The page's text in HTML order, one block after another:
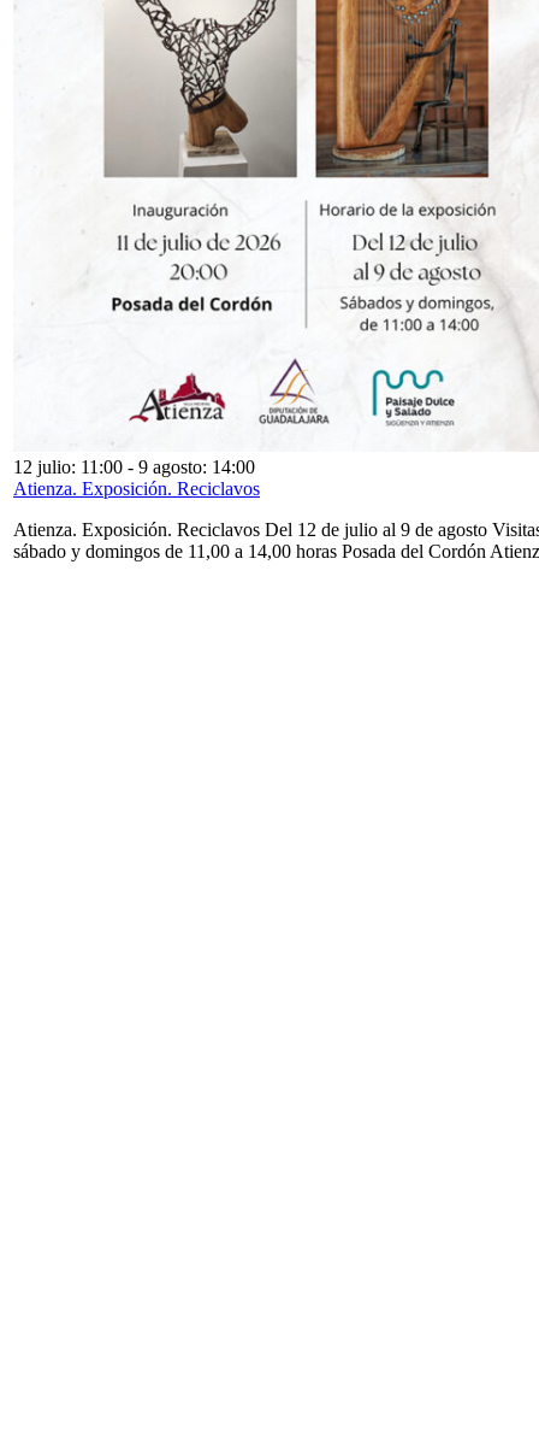
12 julio: 11:00 - 9 agosto: 14:00
Atienza. Exposición. Reciclavos
Atienza. Exposición. Reciclavos Del 12 de julio al 9 de agosto
sábado y domingos de 11,00 a 14,00 horas Posada del Cordón